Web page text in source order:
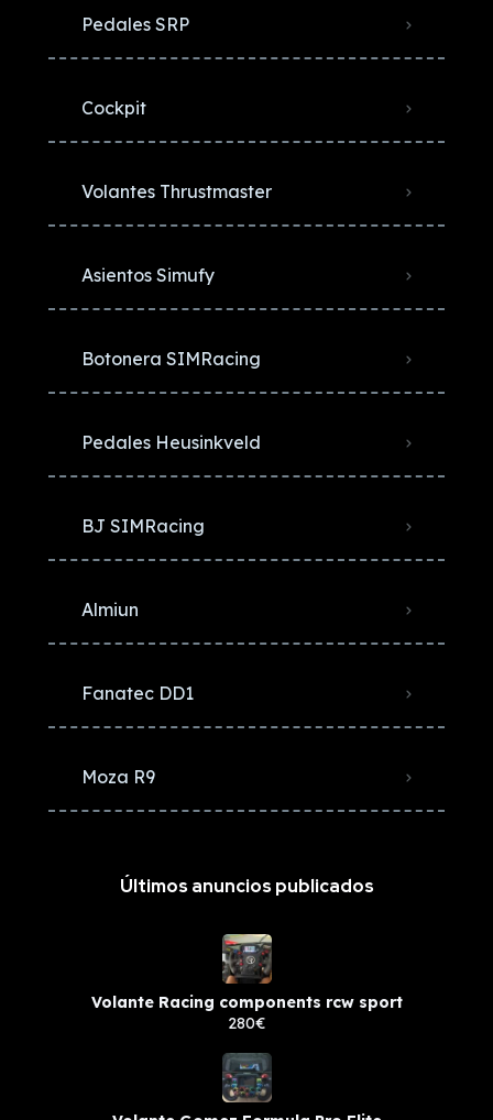
Pedales SRP
Cockpit
Volantes Thrustmaster
Asientos Simufy
Botonera SIMRacing
Pedales Heusinkveld
BJ SIMRacing
Almiun
Fanatec DD1
Moza R9
Últimos anuncios publicados
Volante Racing components rcw sport
280€